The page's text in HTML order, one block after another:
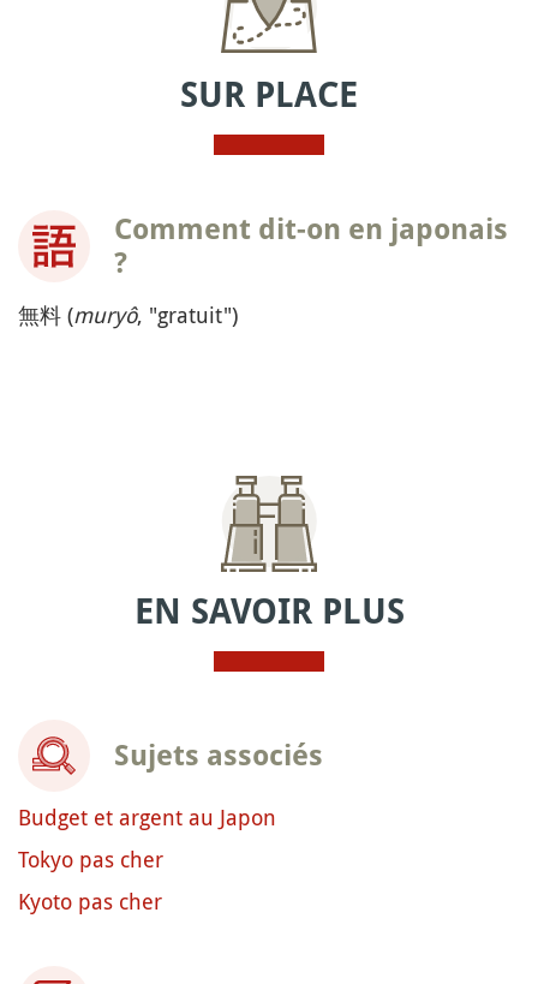
SUR PLACE
Comment dit-on en japonais
?
無料 (muryô, "gratuit")
EN SAVOIR PLUS
Sujets associés
Budget et argent au Japon
Tokyo pas cher
Kyoto pas cher